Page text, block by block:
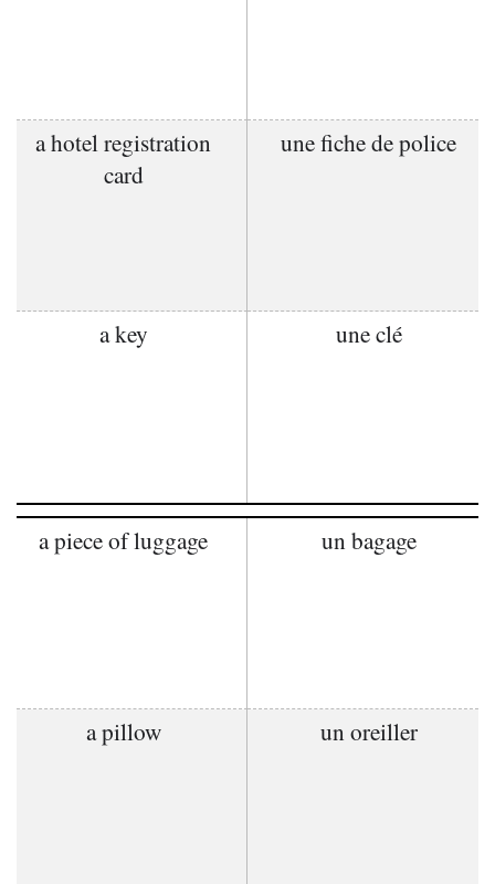
a hotel registration
card
une fiche de police
a key une clé
a piece of luggage un bagage
a pillow un oreiller